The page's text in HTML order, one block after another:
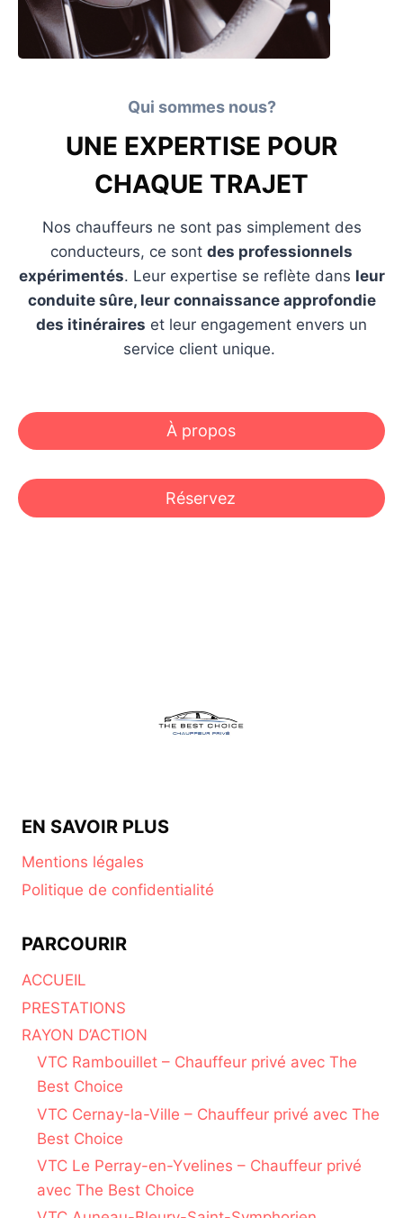
Qui sommes nous?
UNE EXPERTISE POUR
CHAQUE TRAJET
Nos chauffeurs ne sont pas simplement des
conducteurs, ce sont des professionnels
expérimentés. Leur expertise se reflète dans leur
conduite sûre, leur connaissance approfondie
des itinéraires et leur engagement envers un
service client unique.
À propos
Réservez
EN SAVOIR PLUS
Mentions légales
Politique de confidentialité
PARCOURIR
ACCUEIL
PRESTATIONS
RAYON D’ACTION
VTC Rambouillet – Chauffeur privé avec The
Best Choice
VTC Cernay-la-Ville – Chauffeur privé avec The
Best Choice
VTC Le Perray-en-Yvelines – Chauffeur privé
avec The Best Choice